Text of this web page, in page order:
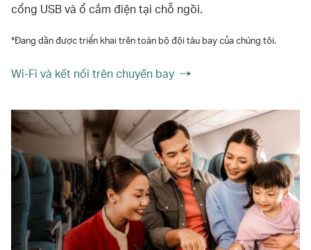
cổng USB và ổ cắm điện tại chỗ ngồi.
*Đang dần được triển khai trên toàn bộ đội tàu bay của chúng tôi.
Wi-Fi và kết nối trên chuyến bay